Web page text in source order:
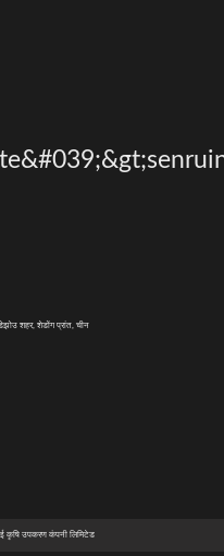
शहर, शेडोंग प्रांत, चीन
उपकरण कंपनी लिमिटेड